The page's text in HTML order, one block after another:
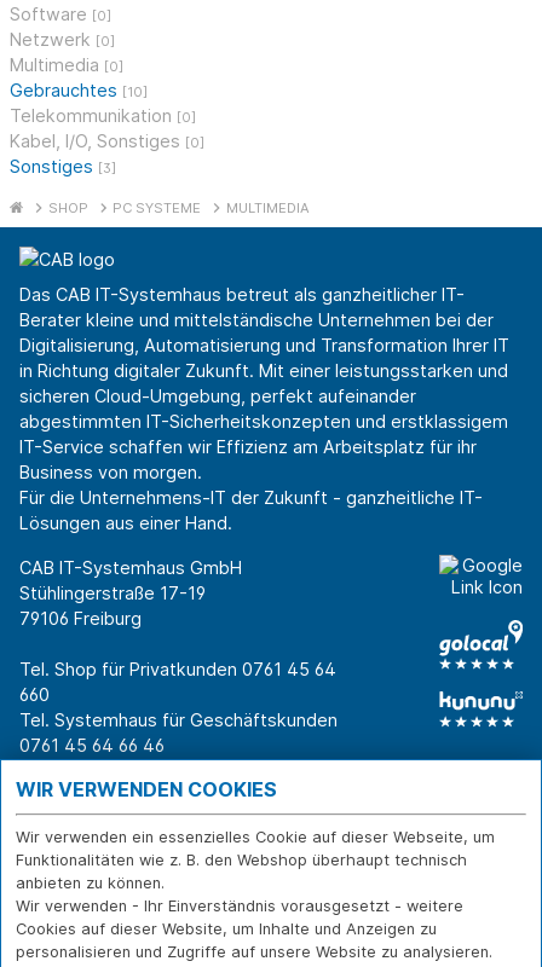
Software [0]
Netzwerk [0]
Multimedia [0]
Gebrauchtes [10]
Telekommunikation [0]
Kabel, I/O, Sonstiges [0]
Sonstiges [3]
SHOP PC SYSTEME MULTIMEDIA
Das CAB IT-Systemhaus betreut als ganzheitlicher IT-
Berater kleine und mittelständische Unternehmen bei der
Digitalisierung, Automatisierung und Transformation Ihrer IT
in Richtung digitaler Zukunft. Mit einer leistungsstarken und
sicheren Cloud-Umgebung, perfekt aufeinander
abgestimmten IT-Sicherheitskonzepten und erstklassigem
IT-Service schaffen wir Effizienz am Arbeitsplatz für ihr
Business von morgen.
Für die Unternehmens-IT der Zukunft - ganzheitliche IT-
Lösungen aus einer Hand.
CAB IT-Systemhaus GmbH
Stühlingerstraße 17-19
79106 Freiburg
Tel. Shop für Privatkunden 0761 45 64
660
Tel. Systemhaus für Geschäftskunden
0761 45 64 66 46
Warum CAB
Für Business-
Entscheider
Für IT-Leiter
Für Privatkunden
Erfolgsgeschichte
n
Branchen
IT für
IT-Security
IT-Infrastruktur
Softwarelösungen
WLAN-Lösungen
IT-Beratung und
Service
Reparatur
Versand- und
Zahlarten
Rücksendung und
WIR VERWENDEN COOKIES
Wir verwenden ein essenzielles Cookie auf dieser Webseite, um
Funktionalitäten wie z. B. den Webshop überhaupt technisch
anbieten zu können.
Wir verwenden - Ihr Einverständnis vorausgesetzt - weitere
Cookies auf dieser Website, um Inhalte und Anzeigen zu
personalisieren und Zugriffe auf unsere Website zu analysieren.